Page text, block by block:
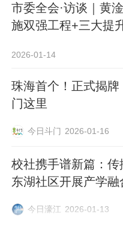
令”，征集优秀案例
主体储备“文化生
的盛大邀约、一次
可能有人会问：“征
子、“集”到带头人？
细究“征集令”全文
巧思。比如，在划
集主要聚焦公共文
共数字文化服务
市委全会·访谈｜黄
施双强工程+三大提
2026-01-14
珠海首个！正式揭牌
门这里
今日斗门 2026-01-16
校社携手谱新篇：传
东湖社区开展产学融
今日濠江 2026-01-13